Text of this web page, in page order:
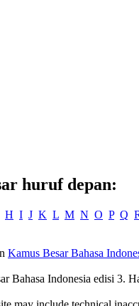
huruf depan:
H I J K L M N O P Q
Kamus Besar Bahasa
Bahasa Indonesia edisi 3.